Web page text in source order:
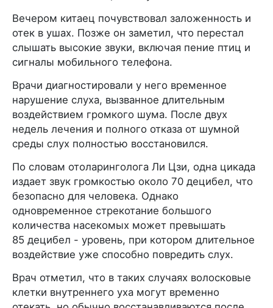
Вечером китаец почувствовал заложенность и
отек в ушах. Позже он заметил, что перестал
слышать высокие звуки, включая пение птиц и
сигналы мобильного телефона.
Врачи диагностировали у него временное
нарушение слуха, вызванное длительным
воздействием громкого шума. После двух
недель лечения и полного отказа от шумной
среды слух полностью восстановился.
По словам отоларинголога Ли Цзи, одна цикада
издает звук громкостью около 70 децибел, что
безопасно для человека. Однако
одновременное стрекотание большого
количества насекомых может превышать
85 децибел - уровень, при котором длительное
воздействие уже способно повредить слух.
Врач отметил, что в таких случаях волосковые
клетки внутреннего уха могут временно